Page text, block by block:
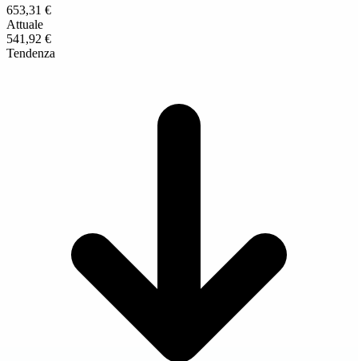
653,31 €
Attuale
541,92 €
Tendenza